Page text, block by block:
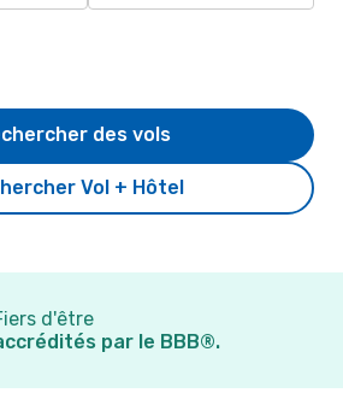
Vol + Hôtel
des vols
d'être
par le BBB®.